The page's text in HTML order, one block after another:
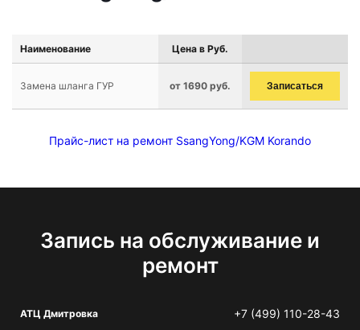
Наименование Цена в Руб.
Замена шланга ГУР от 1690 руб. Записаться
Прайс-лист на ремонт SsangYong/KGM Korando
Запись на обслуживание и
ремонт
АТЦ Дмитровка +7 (499) 110-28-43